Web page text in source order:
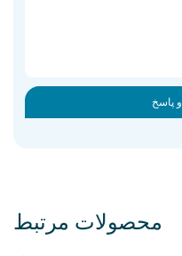
پاسخ
محصولات مرتبط